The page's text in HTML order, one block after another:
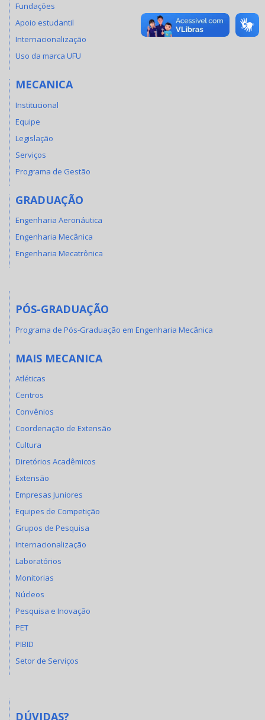
Fundações
Apoio estudantil
Internacionalização
Uso da marca UFU
MECANICA
Institucional
Equipe
Legislação
Serviços
Programa de Gestão
GRADUAÇÃO
Engenharia Aeronáutica
Engenharia Mecânica
Engenharia Mecatrônica
PÓS-GRADUAÇÃO
Programa de Pós-Graduação em Engenharia Mecânica
MAIS MECANICA
Atléticas
Centros
Convênios
Coordenação de Extensão
Cultura
Diretórios Acadêmicos
Extensão
Empresas Juniores
Equipes de Competição
Grupos de Pesquisa
Internacionalização
Laboratórios
Monitorias
Núcleos
Pesquisa e Inovação
PET
PIBID
Setor de Serviços
DÚVIDAS?